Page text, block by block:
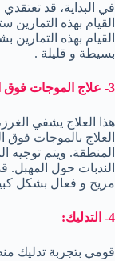
في البداية، قد
القيام بهذه
القيام بهذه
بسيطة و قليلة .
3- علاج الموجات فوق الصوتية:
هذا العلاج يشفي
العلاج بالموجات فوق
المنطقة. ويتم
الندبات حول المهبل.
مريح و فعال بشكل
4- التدليك:
قومي بتجربة تدليك